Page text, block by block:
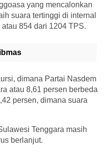
yang mencalonkan
suara tertinggi di internal
854 dari 1204 TPS.
dimana Partai Nasdem
atau 8,61 persen berbeda
persen, dimana suara
Tenggara masih
berlanjut.